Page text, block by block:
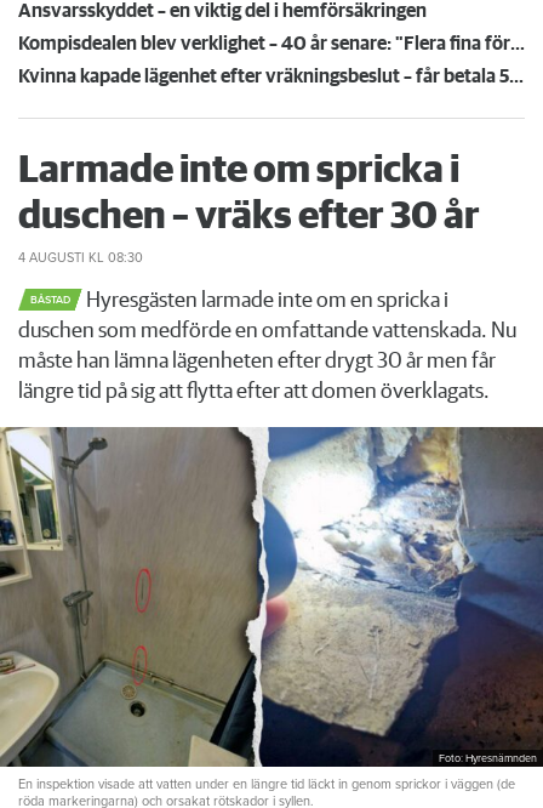
Ansvarsskyddet – en viktig del i hemförsäkringen
Kompisdealen blev verklighet – 40 år senare: "Flera fina fördelar med att dela bostad"
Kvinna kapade lägenhet efter vräkningsbeslut – får betala 50 000
Larmade inte om spricka i
duschen – vräks efter 30 år
4 AUGUSTI KL 08:30
BÅSTAD
Hyresgästen larmade inte om en spricka i
duschen som medförde en omfattande vattenskada. Nu
måste han lämna lägenheten efter drygt 30 år men får
längre tid på sig att flytta efter att domen överklagats.
Foto: Hyresnämnden
En inspektion visade att vatten under en längre tid läckt in genom sprickor i väggen (de
röda markeringarna) och orsakat rötskador i syllen.